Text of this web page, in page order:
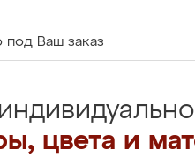
под Ваш заказ
цвета и